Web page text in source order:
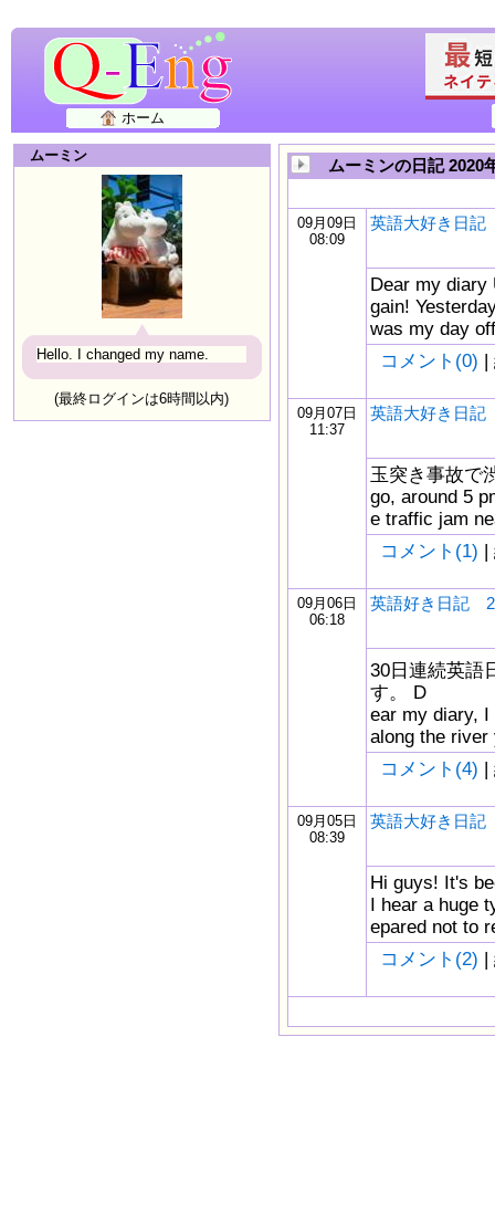
ホーム
ムーミン
Hello. I changed my name.
(最終ログインは6時間以内)
ムーミンの日記 2020
09月09日
08:09
英語大好き日
Dear my diary
gain!
was my day
コメント(0) |
09月07日
11:37
英語大好き日
玉突き事故で
go, around 5
e traffic jam
コメント(1) |
09月06日
06:18
英語好き日記
30日連続英語
す。 D
ear my diary,
along the river
コメント(4) |
09月05日
08:39
英語大好き日
Hi guys! It's
I hear a huge
epared not to
コメント(2) |